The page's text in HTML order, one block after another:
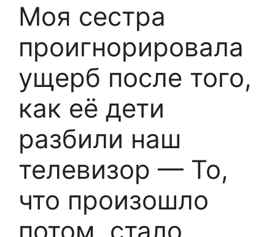
Моя сестра
проигнорировала
ущерб после того,
как её дети
разбили наш
телевизор — То,
что произошло
потом, стало